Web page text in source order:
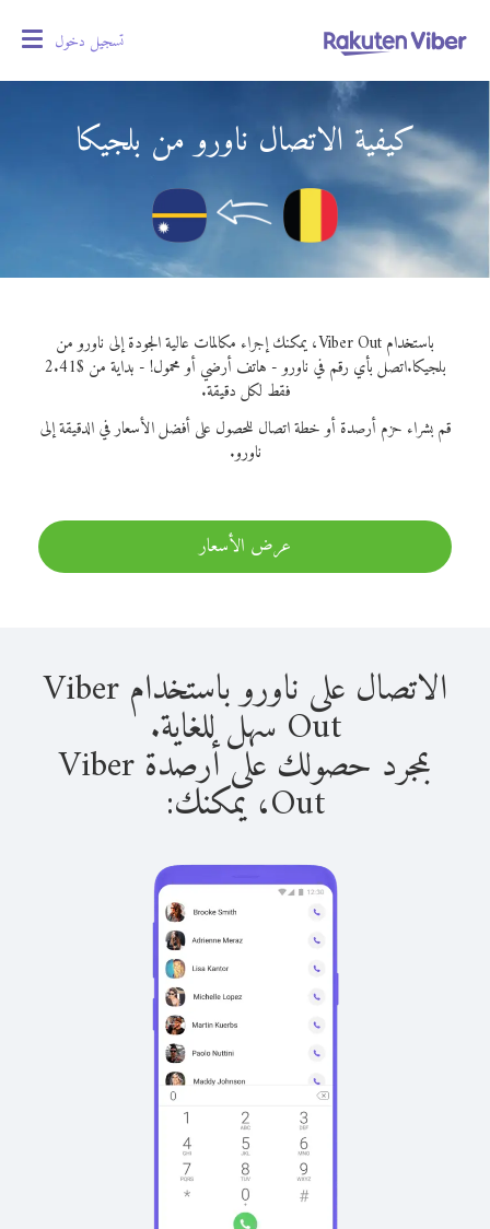
تسجيل دخول
كيفية الاتصال ناورو من بلجيكا
باستخدام Viber Out، يمكنك إجراء مكالمات عالية الجودة إلى ناورو من
بلجيكا.
اتصل بأي رقم في ناورو - هاتف أرضي أو محمول! - بداية من $2.41
فقط لكل دقيقة.
قم بشراء حزم أرصدة أو خطة اتصال للحصول على أفضل الأسعار في الدقيقة إلى
ناورو.
عرض الأسعار
الاتصال على ناورو باستخدام Viber
Out سهل للغاية.
بمجرد حصولك على أرصدة Viber
Out، يمكنك: